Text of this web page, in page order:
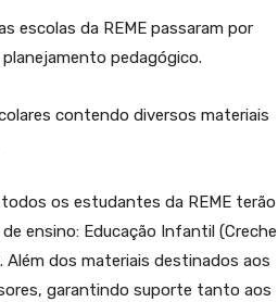
escolas da REME passaram por
pedagógico.
contendo diversos materiais
todos os estudantes da REME terão
ensino: Educação Infantil (Creche
Além dos materiais destinados aos
garantindo suporte tanto aos